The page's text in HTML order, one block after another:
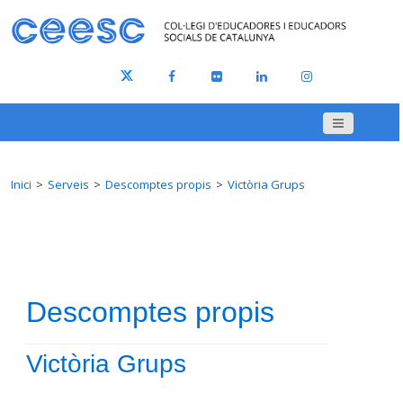
Inici Serveis Descomptes propis Victòria Grups
Descomptes propis
Victòria Grups